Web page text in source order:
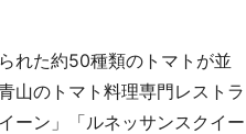
れた約50種類のトマトが並
山のトマト料理専門レストラ
ーン」「ルネッサンスクイー